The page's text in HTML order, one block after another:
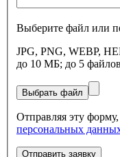
Выберите файл или
JPG, PNG, WEBP,
до 10 МБ; до 5 файлов
Выбрать файл
Отправляя эту
персональных
Отправить заявку